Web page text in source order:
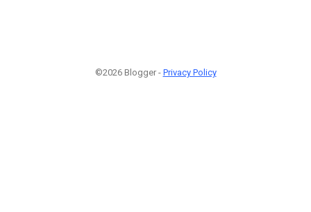
©2026 Blogger - Privacy Policy